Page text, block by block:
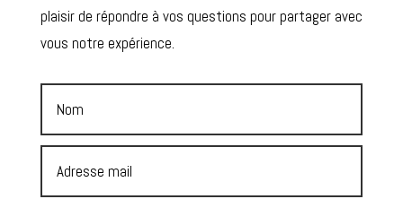
plaisir de répondre à vos questions pour partager avec
vous notre expérience.